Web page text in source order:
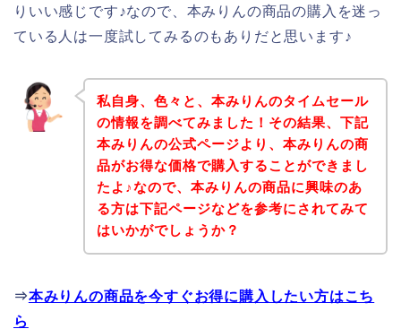
りいい感じです♪なので、本みりんの商品の購入を迷っ
ている人は一度試してみるのもありだと思います♪
私自身、色々と、本みりんのタイムセール
の情報を調べてみました！その結果、下記
本みりんの公式ページより、本みりんの商
品がお得な価格で購入することができまし
たよ♪なので、本みりんの商品に興味のあ
る方は下記ページなどを参考にされてみて
はいかがでしょうか？
⇒本みりんの商品を今すぐお得に購入したい方はこち
ら